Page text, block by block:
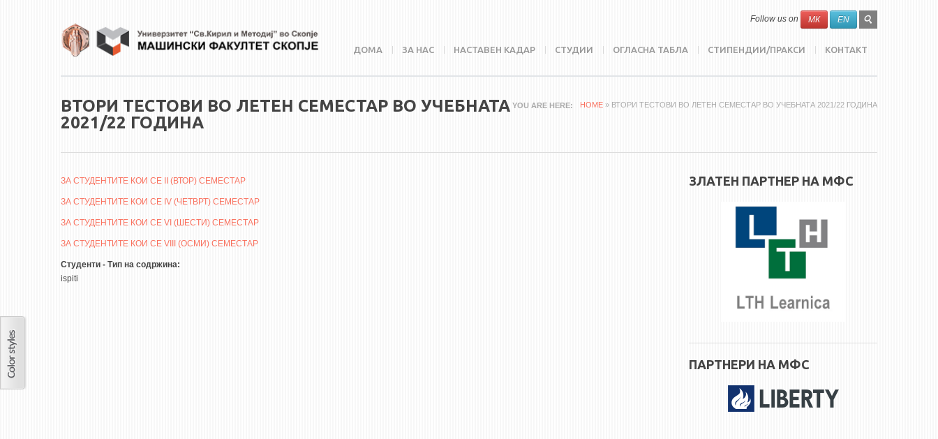
SEARCH
FORM
Search
Follow us on МК EN
ДОМА ЗА НАС НАСТАВЕН КАДАР СТУДИИ ОГЛАСНА ТАБЛА СТИПЕНДИИ/ПРАКСИ КОНТАКТ
YOU ARE HERE HOME » ВТОРИ ТЕСТОВИ ВО ЛЕТЕН СЕМЕСТАР ВО УЧЕБНАТА 2021/22 ГОДИНА
ВТОРИ ТЕСТОВИ ВО ЛЕТЕН СЕМЕСТАР ВО УЧЕБНАТА
2021/22 ГОДИНА
ЗА СТУДЕНТИТЕ КОИ СЕ II (ВТОР) СЕМЕСТАР
ЗА СТУДЕНТИТЕ КОИ СЕ IV (ЧЕТВРТ) СЕМЕСТАР
ЗА СТУДЕНТИТЕ КОИ СЕ VI (ШЕСТИ) СЕМЕСТАР
ЗА СТУДЕНТИТЕ КОИ СЕ VIII (ОСМИ) СЕМЕСТАР
Студенти - Тип на содржина:
ispiti
ЗЛАТЕН ПАРТНЕР НА МФС
ПАРТНЕРИ НА МФС